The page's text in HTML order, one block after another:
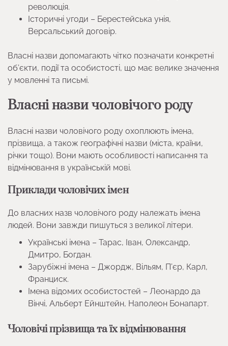
революція.
Історичні угоди – Берестейська унія,
Версальський договір.
Власні назви допомагають чітко позначати конкретні
об’єкти, події та особистості, що має велике значення
у мовленні та письмі.
Власні назви чоловічого роду
Власні назви чоловічого роду охоплюють імена,
прізвища, а також географічні назви (міста, країни,
річки тощо). Вони мають особливості написання та
відмінювання в українській мові.
Приклади чоловічих імен
До власних назв чоловічого роду належать імена
людей. Вони завжди пишуться з великої літери.
Українські імена – Тарас, Іван, Олександр,
Дмитро, Богдан.
Зарубіжні імена – Джордж, Вільям, П’єр, Карл,
Франциск.
Імена відомих особистостей – Леонардо да
Вінчі, Альберт Ейнштейн, Наполеон Бонапарт.
Чоловічі прізвища та їх відмінювання